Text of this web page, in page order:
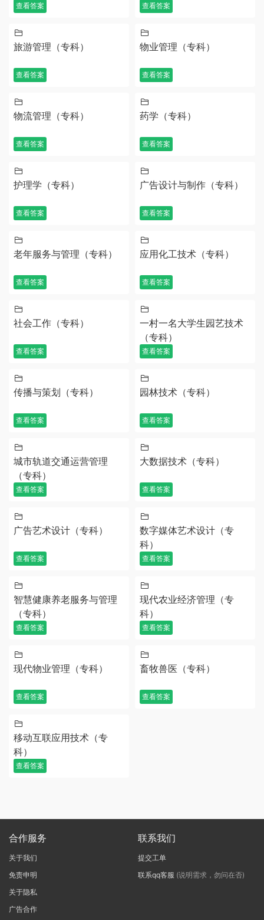
查看答案 查看答案
旅游管理（专科）
查看答案
物业管理（专科）
查看答案
物流管理（专科）
查看答案
药学（专科）
查看答案
护理学（专科）
查看答案
广告设计与制作（专科）
查看答案
老年服务与管理（专科）
查看答案
应用化工技术（专科）
查看答案
社会工作（专科）
查看答案
一村一名大学生园艺技术
（专科）
查看答案
传播与策划（专科）
查看答案
园林技术（专科）
查看答案
城市轨道交通运营管理
（专科）
查看答案
大数据技术（专科）
查看答案
广告艺术设计（专科）
查看答案
数字媒体艺术设计（专
科）
查看答案
智慧健康养老服务与管理
（专科）
查看答案
现代农业经济管理（专
科）
查看答案
现代物业管理（专科）
查看答案
畜牧兽医（专科）
查看答案
移动互联应用技术（专
科）
查看答案
合作服务
关于我们
免责申明
关于隐私
广告合作
联系我们
提交工单
联系qq客服 (说明需求，勿问在否)